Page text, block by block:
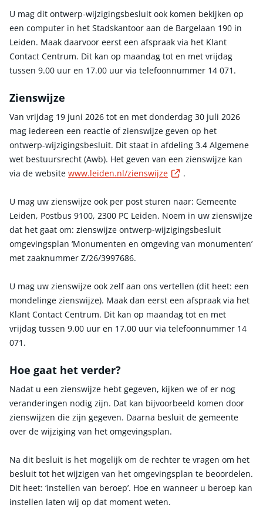
U mag dit ontwerp-wijzigingsbesluit ook komen bekijken op
een computer in het Stadskantoor aan de Bargelaan 190 in
Leiden. Maak daarvoor eerst een afspraak via het Klant
Contact Centrum. Dit kan op maandag tot en met vrijdag
tussen 9.00 uur en 17.00 uur via telefoonnummer 14 071.
Zienswijze
Van vrijdag 19 juni 2026 tot en met donderdag 30 juli 2026
mag iedereen een reactie of zienswijze geven op het
ontwerp-wijzigingsbesluit. Dit staat in afdeling 3.4 Algemene
wet bestuursrecht (Awb). Het geven van een zienswijze kan
via de website www.leiden.nl/zienswijze Externe link
.
U mag uw zienswijze ook per post sturen naar: Gemeente
Leiden, Postbus 9100, 2300 PC Leiden. Noem in uw zienswijze
dat het gaat om: zienswijze ontwerp-wijzigingsbesluit
omgevingsplan ‘Monumenten en omgeving van monumenten’
met zaaknummer Z/26/3997686.
U mag uw zienswijze ook zelf aan ons vertellen (dit heet: een
mondelinge zienswijze). Maak dan eerst een afspraak via het
Klant Contact Centrum. Dit kan op maandag tot en met
vrijdag tussen 9.00 uur en 17.00 uur via telefoonnummer 14
071.
Hoe gaat het verder?
Nadat u een zienswijze hebt gegeven, kijken we of er nog
veranderingen nodig zijn. Dat kan bijvoorbeeld komen door
zienswijzen die zijn gegeven. Daarna besluit de gemeente
over de wijziging van het omgevingsplan.
Na dit besluit is het mogelijk om de rechter te vragen om het
besluit tot het wijzigen van het omgevingsplan te beoordelen.
Dit heet: ‘instellen van beroep’. Hoe en wanneer u beroep kan
instellen laten wij op dat moment weten.